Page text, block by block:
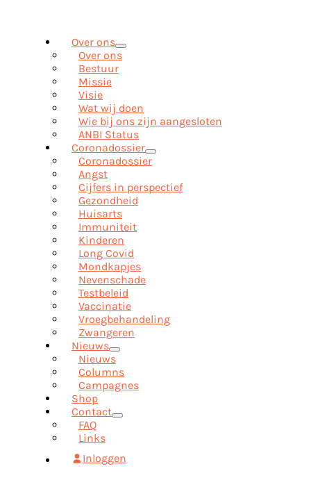
Over ons
Over ons
Bestuur
Missie
Visie
Wat wij doen
Wie bij ons zijn aangesloten
ANBI Status
Coronadossier
Coronadossier
Angst
Cijfers in perspectief
Gezondheid
Huisarts
Immuniteit
Kinderen
Long Covid
Mondkapjes
Nevenschade
Testbeleid
Vaccinatie
Vroegbehandeling
Zwangeren
Nieuws
Nieuws
Columns
Campagnes
Shop
Contact
FAQ
Links
Inloggen